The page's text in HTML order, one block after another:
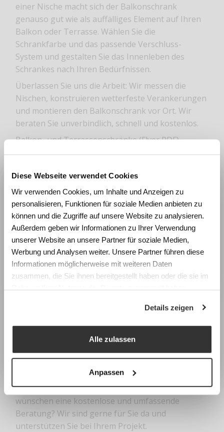
Diese Webseite verwendet Cookies
Wir verwenden Cookies, um Inhalte und Anzeigen zu
personalisieren, Funktionen für soziale Medien anbieten zu
können und die Zugriffe auf unsere Website zu analysieren.
Außerdem geben wir Informationen zu Ihrer Verwendung
unserer Website an unsere Partner für soziale Medien,
Werbung und Analysen weiter. Unsere Partner führen diese
Informationen möglicherweise mit weiteren Daten
zusammen, die Sie ihnen bereitgestellt haben oder die sie im
Rahmen Ihrer Nutzung der Dienste gesammelt haben.
Details zeigen
Alle zulassen
Anpassen
einer Nische macht sich der Balkonschrank
genauso gut wie als auffälliges Element auf Ihren
Balkon oder Terrasse. Wählen Sie die
Schrankfarbe und das passende Verschluss-
System und gestalten Sie das Innenleben des
Schrankes nach Ihren Bedürfnissen.
Überlassen Sie uns die Arbeit: Wir messen die
Nischen, konstruieren wetterfeste Verankerungen
und montieren den Balkonschrank vor Ort. Wir
beraten Sie unverbindlich, schnell und kostenlos.
Balkon- und Terrassenschränke (Flyer PDF)
Wir sind für Sie da
Sie haben Fragen zu unseren Produkten oder
wünschen eine kostenlose und umfassende
Beratung? Wir sind gerne für Sie da und
unterstützen Sie bei Ihrem Projekt.
Wie beeinflussen Räume
Lernen und Wohlbefinden?
Erleben Sie die Wirkung von
Raumgestaltung anhand realistischer
Simulationen und gewinnen Sie konkrete
Impulse für die Planung zukunftsfähiger
Lernräume.
Fachtagung Labor Schulraum
Mittwoch, 9. September 2026
Programm & Anmeldung
Earlybird-Preis bis 15. Juli 2026